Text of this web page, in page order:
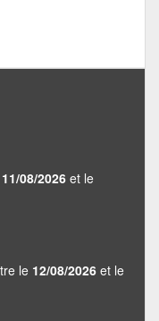
11/08/2026 et le
le 12/08/2026 et le